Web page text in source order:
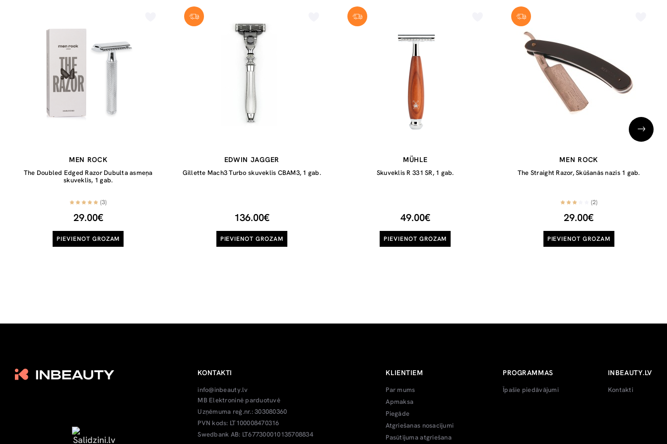
MEN ROCK
The Doubled Edged Razor Dubulta asmeņa
skuveklis, 1 gab.
(3)
29.00€
PIEVIENOT GROZAM
EDWIN JAGGER
Gillette Mach3 Turbo skuveklis CBAM3, 1 gab.
136.00€
PIEVIENOT GROZAM
MÜHLE
Skuveklis R 331 SR, 1 gab.
49.00€
PIEVIENOT GROZAM
MEN ROCK
The Straight Razor, Skūšanās nazis 1 gab.
(2)
29.00€
PIEVIENOT GROZAM
KONTAKTI
info@inbeauty.lv
MB Elektroninė parduotuvė
Uzņēmuma reģ.nr.: 303080360
PVN kods: LT100008470316
Swedbank AB: LT677300010135708834
KLIENTIEM
Par mums
Apmaksa
Piegāde
Atgriešanas nosacījumi
Pasūtījuma atgriešana
PROGRAMMAS
Īpašie piedāvājumi
INBEAUTY.LV
Kontakti